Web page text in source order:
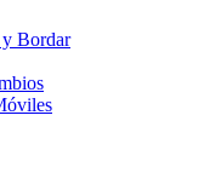
y Bordar